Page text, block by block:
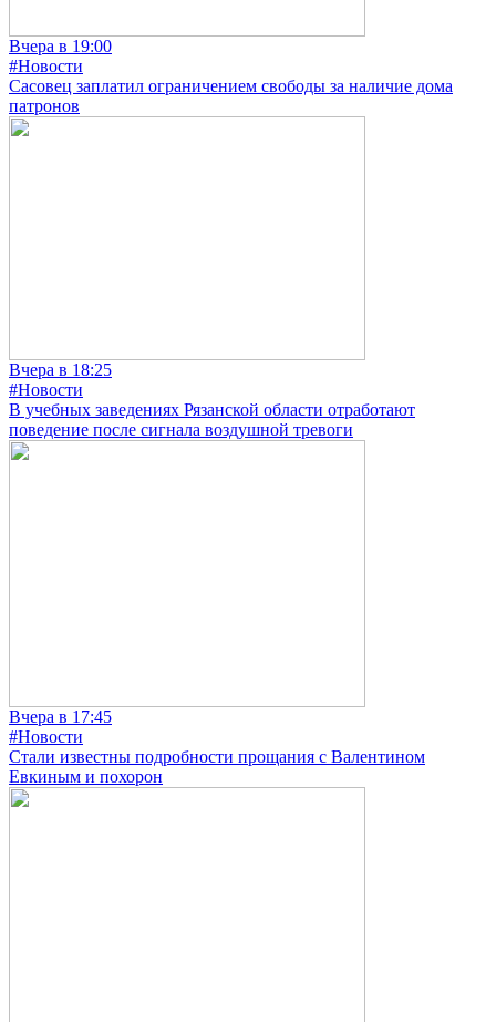
Вчера в 19:00
#Новости
Сасовец заплатил ограничением свободы за наличие дома
патронов
Вчера в 18:25
#Новости
В учебных заведениях Рязанской области отработают
поведение после сигнала воздушной тревоги
Вчера в 17:45
#Новости
Стали известны подробности прощания с Валентином
Евкиным и похорон